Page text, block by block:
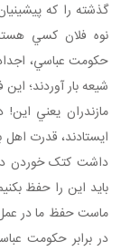
گذشته را که
نوه فلان کسي
حکومت عباسي، اجداد
شيعه بار آوردند؛
مازندران يعني اين!
ايستادند، قدرت
داشت کتک خوردن
بايد اين را حفظ
ماست حفظ ما در عمل
در برابر حکومت